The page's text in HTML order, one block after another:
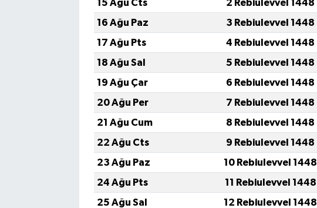
15 Ağu Cts
2 Rebiulevvel 1448
16 Ağu Paz
3 Rebiulevvel 1448
17 Ağu Pts
4 Rebiulevvel 1448
18 Ağu Sal
5 Rebiulevvel 1448
19 Ağu Çar
6 Rebiulevvel 1448
20 Ağu Per
7 Rebiulevvel 1448
21 Ağu Cum
8 Rebiulevvel 1448
22 Ağu Cts
9 Rebiulevvel 1448
23 Ağu Paz
10 Rebiulevvel 1448
24 Ağu Pts
11 Rebiulevvel 1448
25 Ağu Sal
12 Rebiulevvel 1448